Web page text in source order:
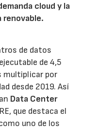
cloud y la
renovable.
de datos
de 4,5
multiplicar por
desde 2019. Así
Data Center
que destaca el
uno de los